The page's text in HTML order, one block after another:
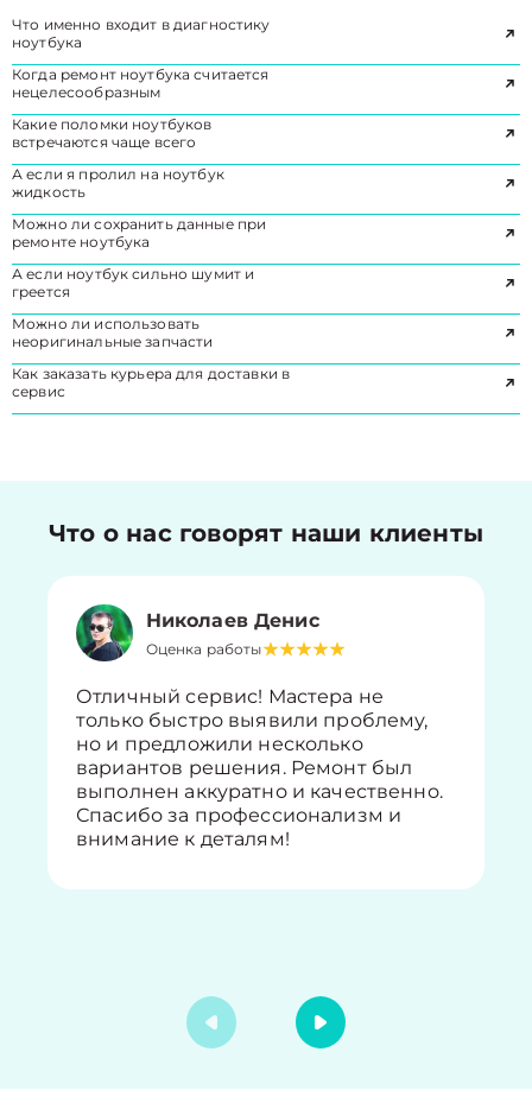
Что именно входит в диагностику
ноутбука
Когда ремонт ноутбука считается
нецелесообразным
Какие поломки ноутбуков
встречаются чаще всего
А если я пролил на ноутбук
жидкость
Можно ли сохранить данные при
ремонте ноутбука
А если ноутбук сильно шумит и
греется
Можно ли использовать
неоригинальные запчасти
Как заказать курьера для доставки в
сервис
Что о нас говорят наши клиенты
Николаев Денис
Оценка работы
Отличный сервис! Мастера не
только быстро выявили проблему,
но и предложили несколько
вариантов решения. Ремонт был
выполнен аккуратно и качественно.
Спасибо за профессионализм и
внимание к деталям!